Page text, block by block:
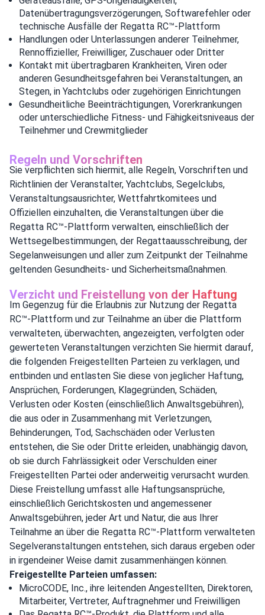
Datenübertragungsverzögerungen, Softwarefehler oder
technische Ausfälle der Regatta RC™-Plattform
Handlungen oder Unterlassungen anderer Teilnehmer,
Rennoffizieller, Freiwilliger, Zuschauer oder Dritter
Kontakt mit übertragbaren Krankheiten, Viren oder
anderen Gesundheitsgefahren bei Veranstaltungen, an
Stegen, in Yachtclubs oder zugehörigen Einrichtungen
Gesundheitliche Beeinträchtigungen, Vorerkrankungen
oder unterschiedliche Fitness- und Fähigkeitsniveaus der
Teilnehmer und Crewmitglieder
Regeln und Vorschriften
Sie verpflichten sich hiermit, alle Regeln, Vorschriften und
Richtlinien der Veranstalter, Yachtclubs, Segelclubs,
Veranstaltungsausrichter, Wettfahrtkomitees und
Offiziellen einzuhalten, die Veranstaltungen über die
Regatta RC™-Plattform verwalten, einschließlich der
Wettsegelbestimmungen, der Regattaausschreibung, der
Segelanweisungen und aller zum Zeitpunkt der Teilnahme
geltenden Gesundheits- und Sicherheitsmaßnahmen.
Verzicht und Freistellung von der Haftung
Im Gegenzug für die Erlaubnis zur Nutzung der Regatta
RC™-Plattform und zur Teilnahme an über die Plattform
verwalteten, überwachten, angezeigten, verfolgten oder
gewerteten Veranstaltungen verzichten Sie hiermit darauf,
die folgenden Freigestellten Parteien zu verklagen, und
entbinden und entlasten Sie diese von jeglicher Haftung,
Ansprüchen, Forderungen, Klagegründen, Schäden,
Verlusten oder Kosten (einschließlich Anwaltsgebühren),
die aus oder in Zusammenhang mit Verletzungen,
Behinderungen, Tod, Sachschäden oder Verlusten
entstehen, die Sie oder Dritte erleiden, unabhängig davon,
ob sie durch Fahrlässigkeit oder Verschulden einer
Freigestellten Partei oder anderweitig verursacht wurden.
Diese Freistellung umfasst alle Haftungsansprüche,
einschließlich Gerichtskosten und angemessener
Anwaltsgebühren, jeder Art und Natur, die aus Ihrer
Teilnahme an über die Regatta RC™-Plattform verwalteten
Segelveranstaltungen entstehen, sich daraus ergeben oder
in irgendeiner Weise damit zusammenhängen können.
Freigestellte Parteien umfassen:
MicroCODE, Inc., ihre leitenden Angestellten, Direktoren,
Mitarbeiter, Vertreter, Auftragnehmer und Freiwilligen